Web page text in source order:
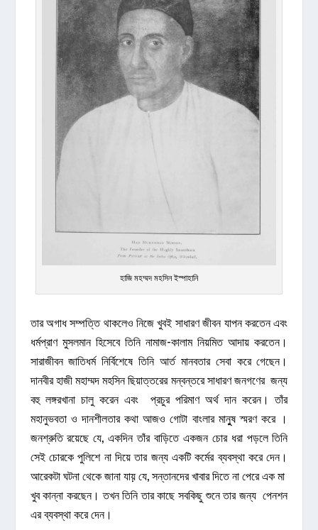
হাজি মহম্মদ মহসিন ইস্পাহানি
তার অগাধ সম্পত্তি থাকলেও নিজে খুবই সাধারণ জীবন যাপন করতেন এবং
ধর্মপ্রাণ মুসলমান হিসেবে তিনি নামাজ-কালাম নিয়মিত আদায় করতেন।
সারাজীবন জাতিধর্ম নির্বিশেষে তিনি আর্ত মানবতার সেবা করে গেছেন।
দানবীর হাজী মহাম্মদ মহসিন ছিয়াত্তরের মন্বন্তরে সাধারণ জনগণের জন্য
বহু লঙ্গরখানা চালু করেন এবং প্রচুর পরিমাণ অর্থ দান করেন। তাঁর
মহানুভবতা ও দানশীলতার কথা আজও গোটা বাংলার মানুুষ স্মরণ করে ।
জনশ্রুতি রয়েছে যে, একদিন তাঁর বাড়িতে একজন চোর ধরা পড়লে তিনি
সেই চোরকে পুলিশে না দিয়ে তার জন্য একটি কর্মের ব্যবস্থা করে দেন।
আরেকটা ঘটনা থেকে জানা যায়়় যে, সন্তানদের খাবার দিতে না পেরে এক মা
খুব কান্না করছেন। তখন তিনি তার কাছে সবকিছু শুনে তার জন্য পেনশন
এর ব্যবস্থা করে দেন।